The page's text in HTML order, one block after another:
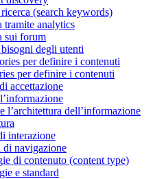
(search keywords)
tramite analytics
sui forum
degli utenti
per definire i contenuti
per definire i contenuti
accettazione
l’architettura dell’informazione
interazione
di navigazione
di contenuto (content type)
e standard